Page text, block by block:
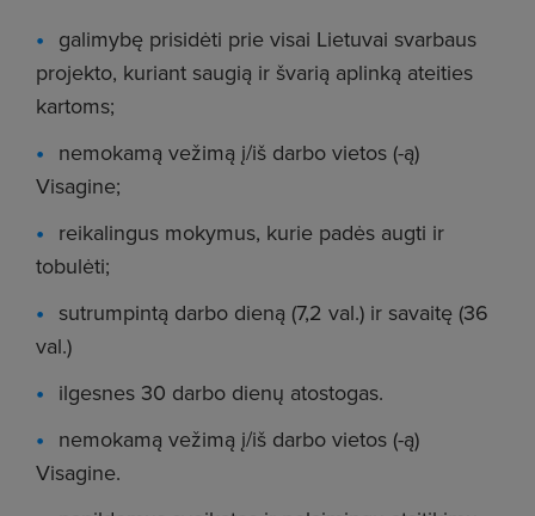
galimybę prisidėti prie visai Lietuvai svarbaus
projekto, kuriant saugią ir švarią aplinką ateities
kartoms;
nemokamą vežimą į/iš darbo vietos (-ą)
Visagine;
reikalingus mokymus, kurie padės augti ir
tobulėti;
sutrumpintą darbo dieną (7,2 val.) ir savaitę (36
val.)
ilgesnes 30 darbo dienų atostogas.
nemokamą vežimą į/iš darbo vietos (-ą)
Visagine.